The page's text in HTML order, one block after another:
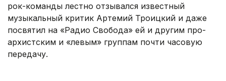
рок-команды лестно отзывался известный
музыкальный критик Артемий Троицкий и даже
посвятил на «Радио Свобода» ей и другим про-
архистским и «левым» группам почти часовую
передачу.